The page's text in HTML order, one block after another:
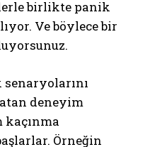
birlikte panik
Ve böylece bir
deneyim
kaçınma
Örneğin